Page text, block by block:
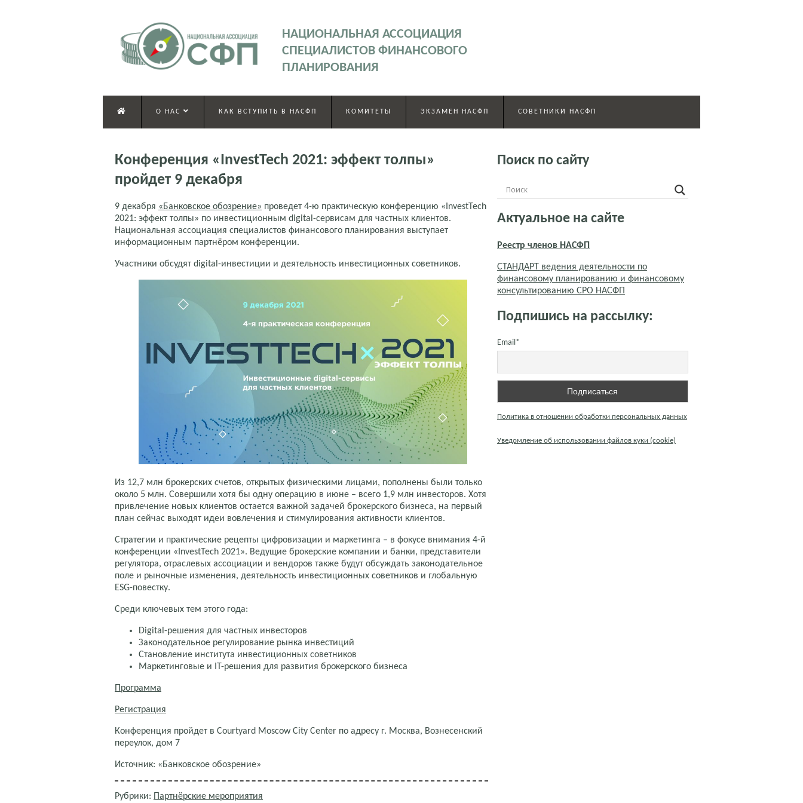
НАЦИОНАЛЬНАЯ АССОЦИАЦИЯ
СПЕЦИАЛИСТОВ ФИНАНСОВОГО
ПЛАНИРОВАНИЯ
О НАС КАК ВСТУПИТЬ В НАСФП КОМИТЕТЫ ЭКЗАМЕН НАСФП СОВЕТНИКИ НАСФП
Конференция «InvestTech 2021: эффект толпы»
пройдет 9 декабря
9 декабря «Банковское обозрение» проведет 4-ю практическую конференцию «InvestTech
2021: эффект толпы» по инвестиционным digital-сервисам для частных клиентов.
Национальная ассоциация специалистов финансового планирования выступает
информационным партнёром конференции.
Участники обсудят digital-инвестиции и деятельность инвестиционных советников.
Из 12,7 млн брокерских счетов, открытых физическими лицами, пополнены были только
около 5 млн. Совершили хотя бы одну операцию в июне – всего 1,9 млн инвесторов. Хотя
привлечение новых клиентов остается важной задачей брокерского бизнеса, на первый
план сейчас выходят идеи вовлечения и стимулирования активности клиентов.
Стратегии и практические рецепты цифровизации и маркетинга – в фокусе внимания 4-й
конференции «InvestTech 2021». Ведущие брокерские компании и банки, представители
регулятора, отраслевых ассоциации и вендоров также будут обсуждать законодательное
поле и рыночные изменения, деятельность инвестиционных советников и глобальную
ESG-повестку.
Среди ключевых тем этого года:
Digital-решения для частных инвесторов
Законодательное регулирование рынка инвестиций
Становление института инвестиционных советников
Маркетинговые и IT-решения для развития брокерского бизнеса
Программа
Регистрация
Конференция пройдет в Courtyard Moscow City Center по адресу г. Москва, Вознесенский
переулок, дом 7
Источник: «Банковское обозрение»
Рубрики: Партнёрские мероприятия
Поиск по сайту
Актуальное на сайте
Реестр членов НАСФП
СТАНДАРТ ведения деятельности по
финансовому планированию и финансовому
консультированию СРО НАСФП
Подпишись на рассылку:
Email*
Политика в отношении обработки персональных данных
Уведомление об использовании файлов куки (cookie)